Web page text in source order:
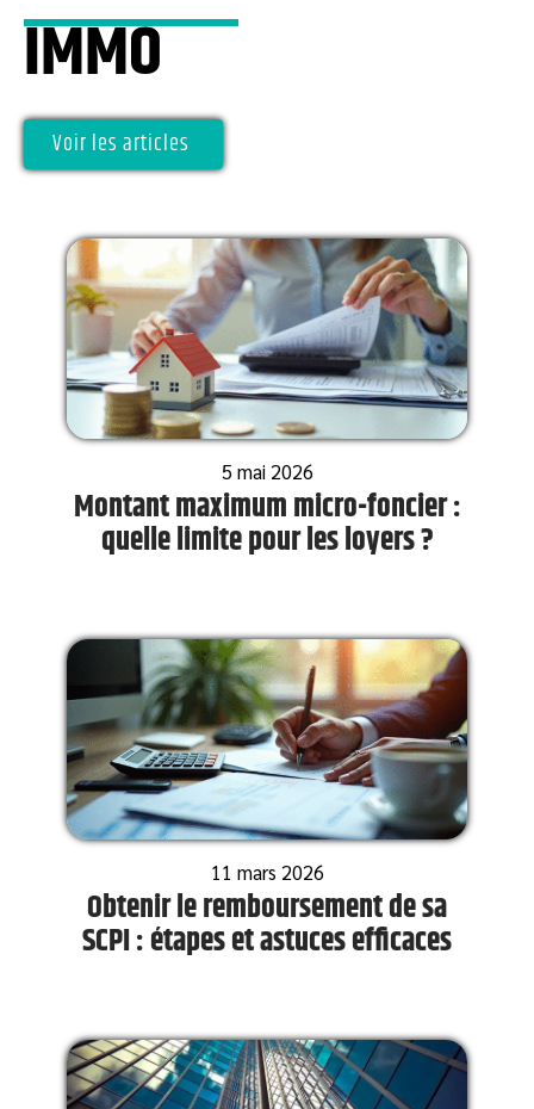
IMMO
Voir les articles
5 mai 2026
Montant maximum micro-foncier :
quelle limite pour les loyers ?
11 mars 2026
Obtenir le remboursement de sa
SCPI : étapes et astuces efficaces